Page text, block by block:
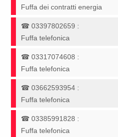
Fuffa dei contratti energia
☎03397802659 :
Fuffa telefonica
☎03317074608 :
Fuffa telefonica
☎03662593954 :
Fuffa telefonica
☎03385991828 :
Fuffa telefonica